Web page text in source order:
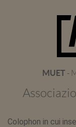
MUET -
Colophon in cui